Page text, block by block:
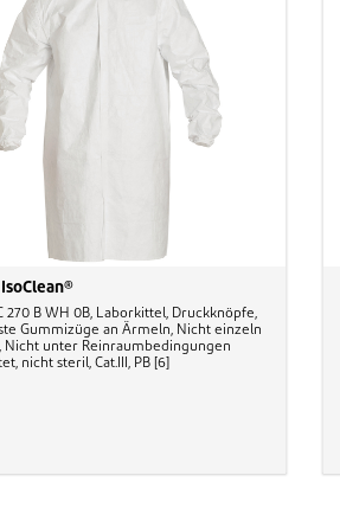
270 B WH 0B, Laborkittel, Druckknöpfe,
Gummizüge an Ärmeln, Nicht einzeln
Nicht unter Reinraumbedingungen
nicht steril, Cat.III, PB [6]